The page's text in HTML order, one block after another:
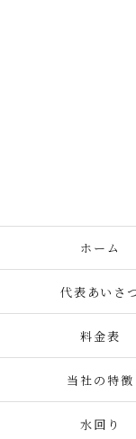
ホーム
代表あいさ
料金表
当社の特徴
水回り